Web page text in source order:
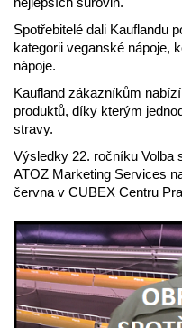
Spotřebitelé dali Kauflandu
kategorii veganské nápoje,
nápoje.
Kaufland zákazníkům
produktů, díky kterým
stravy.
Výsledky 22. ročníku Volba
ATOZ Marketing Services
června v CUBEX Centru